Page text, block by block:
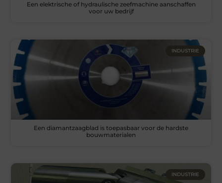
Een elektrische of hydraulische zeefmachine aanschaffen
voor uw bedrijf
INDUSTRIE
Een diamantzaagblad is toepasbaar voor de hardste
bouwmaterialen
INDUSTRIE